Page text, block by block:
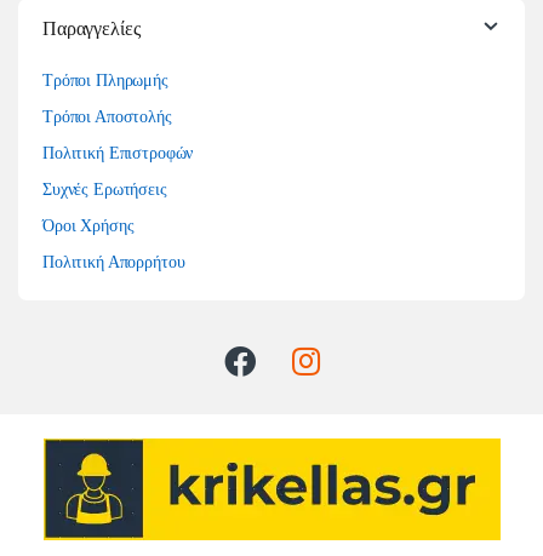
Παραγγελίες
Τρόποι Πληρωμής
Τρόποι Αποστολής
Πολιτική Επιστροφών
Συχνές Ερωτήσεις
Όροι Χρήσης
Πολιτική Απορρήτου